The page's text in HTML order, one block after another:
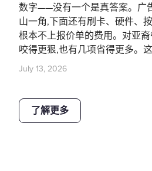
数字——没有一个是真答案。广
山一角,下面还有刷卡、硬件、
根本不上报价单的费用。对亚
咬得更狠,也有几项省得更多。
July 13, 2026
了解更多